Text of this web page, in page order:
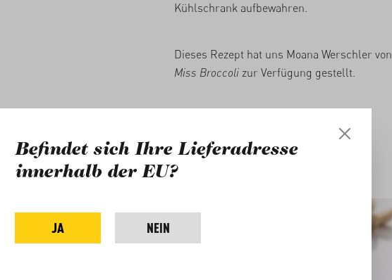
Kühlschrank aufbewahren.
Dieses Rezept hat uns Moana Werschler von
Miss Broccoli zur Verfügung gestellt.
Rezept benötigen Sie
Befindet sich Ihre Lieferadresse
innerhalb der EU?
JA NEIN